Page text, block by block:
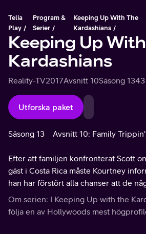
Telia
Play
Program &
Serier
Keeping Up With The
Kardashians
Keeping Up
Kardashians
Reality-TV2017Avsnitt 10Säsong 1343
Utforska paket
Säsong 13 Avsnitt 10: Family
Efter att familjen konfronterat Scott
gäst i Costa Rica måste Kourtney
han har förstört alla chanser att de
tillsammans igen.
Om serien: I Keeping Up with the
följa en av Hollywoods mest